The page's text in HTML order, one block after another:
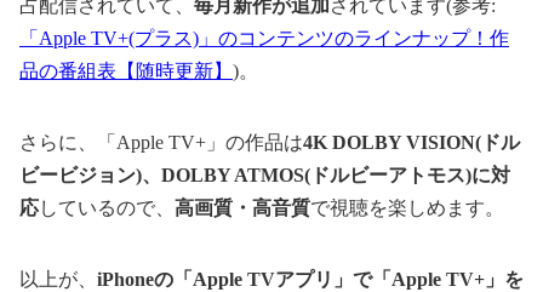
占配信されていて、 毎月新作が追加 されています(参考:
「Apple TV+(プラス)」のコンテンツのラインナップ！作
品の番組表【随時更新】 )。
さらに、「Apple TV+」の作品は4K DOLBY VISION(ドル
ビービジョン)、DOLBY ATMOS(ドルビーアトモス)に対
応しているので、 高画質・高音質で視聴を楽しめます。
以上が、 iPhoneの「Apple TVアプリ」で「Apple TV+」を